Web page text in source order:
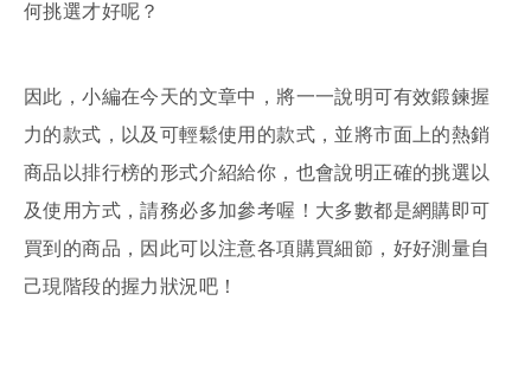
何挑選才好呢？
因此，小編在今天的文章中，將一一說明可有效鍛鍊握
力的款式，以及可輕鬆使用的款式，並將市面上的熱銷
商品以排行榜的形式介紹給你，也會說明正確的挑選以
及使用方式，請務必多加參考喔！大多數都是網購即可
買到的商品，因此可以注意各項購買細節，好好測量自
己現階段的握力狀況吧！